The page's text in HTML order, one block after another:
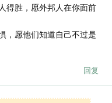
得胜，愿外邦人在你面前
，愿他们知道自己不过是
回复